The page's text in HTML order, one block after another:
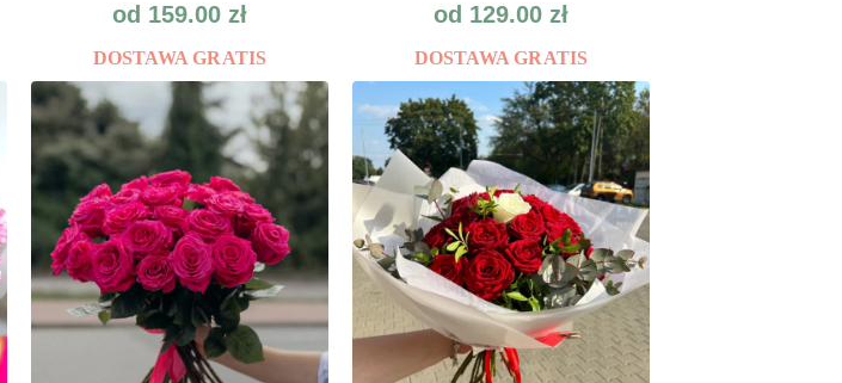
od 159.00 zł
DOSTAWA GRATIS
od 129.00 zł
DOSTAWA GRATIS